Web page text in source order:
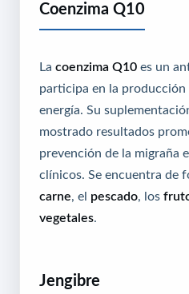
Coenzima Q10
La coenzima Q10 es un
participa en la
energía. Su
mostrado resultados
prevención de la migraña
clínicos. Se encuentra de
carne, el pescado, los
vegetales.
Jengibre